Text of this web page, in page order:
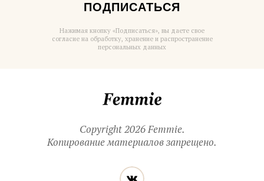
ПОДПИСАТЬСЯ
Нажимая кнопку «Подписаться», вы даете свое
согласие на обработку, хранение и распространение
персональных данных
Copyright 2026 Femmie.
Копирование материалов запрещено.
Читайте